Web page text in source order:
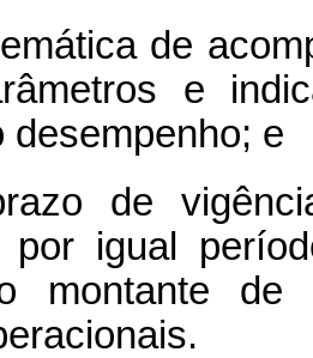
de
e
desempenho; e
de
por igual
montante